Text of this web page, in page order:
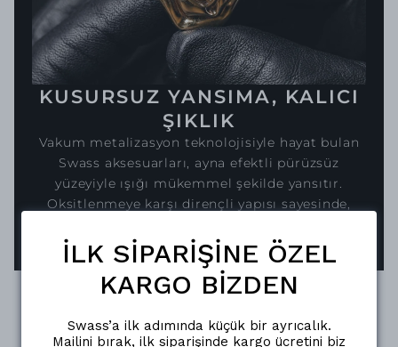
KUSURSUZ YANSIMA, KALICI
ŞIKLIK
Vakum metalizasyon teknolojisiyle hayat bulan
Swass aksesuarları, ayna efektli pürüzsüz
yüzeyiyle ışığı mükemmel şekilde yansıtır.
Oksitlenmeye karşı dirençli yapısı sayesinde,
İLK SİPARİŞİNE ÖZEL
KARGO BİZDEN
Swass’a ilk adımında küçük bir ayrıcalık.
Mailini bırak, ilk siparişinde kargo ücretini biz